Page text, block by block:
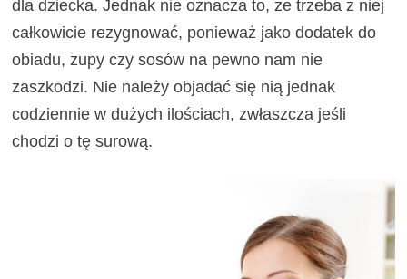
dla dziecka. Jednak nie oznacza to, że trzeba z niej
całkowicie rezygnować, ponieważ jako dodatek do
obiadu, zupy czy sosów na pewno nam nie
zaszkodzi. Nie należy objadać się nią jednak
codziennie w dużych ilościach, zwłaszcza jeśli
chodzi o tę surową.